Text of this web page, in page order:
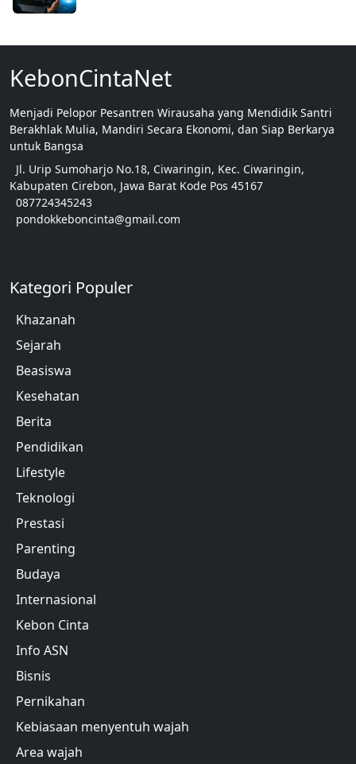
KebonCintaNet
Menjadi Pelopor Pesantren Wirausaha yang Mendidik Santri
Berakhlak Mulia, Mandiri Secara Ekonomi, dan Siap Berkarya
untuk Bangsa
Jl. Urip Sumoharjo No.18, Ciwaringin, Kec. Ciwaringin,
Kabupaten Cirebon, Jawa Barat Kode Pos 45167
087724345243
pondokkeboncinta@gmail.com
Kategori Populer
Khazanah
Sejarah
Beasiswa
Kesehatan
Berita
Pendidikan
Lifestyle
Teknologi
Prestasi
Parenting
Budaya
Internasional
Kebon Cinta
Info ASN
Bisnis
Pernikahan
Kebiasaan menyentuh wajah
Area wajah